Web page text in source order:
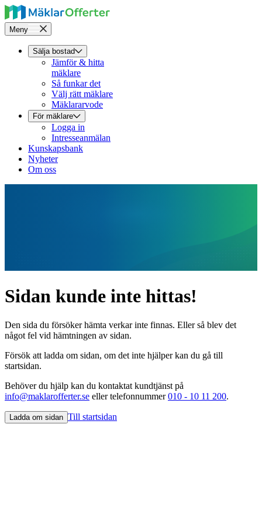
Meny
Sälja bostad
Jämför & hitta
mäklare
Så funkar det
Välj rätt mäklare
Mäklararvode
För mäklare
Logga in
Intresseanmälan
Kunskapsbank
Nyheter
Om oss
Sidan kunde inte hittas!
Den sida du försöker hämta verkar inte finnas. Eller så blev det
något fel vid hämtningen av sidan.
Försök att ladda om sidan, om det inte hjälper kan du gå till
startsidan.
Behöver du hjälp kan du kontaktat kundtjänst på
info@maklarofferter.se eller telefonnummer010 - 10 11 200.
Ladda om sidan Till startsidan